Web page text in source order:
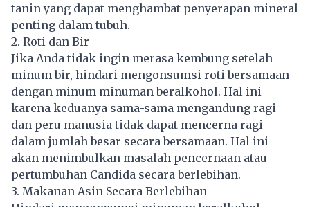
tanin yang dapat menghambat penyerapan mineral
penting dalam tubuh.
2. Roti dan Bir
Jika Anda tidak ingin merasa kembung setelah
minum bir, hindari mengonsumsi roti bersamaan
dengan minum minuman beralkohol. Hal ini
karena keduanya sama-sama mengandung ragi
dan peru manusia tidak dapat mencerna ragi
dalam jumlah besar secara bersamaan. Hal ini
akan menimbulkan masalah pencernaan atau
pertumbuhan Candida secara berlebihan.
3. Makanan Asin Secara Berlebihan